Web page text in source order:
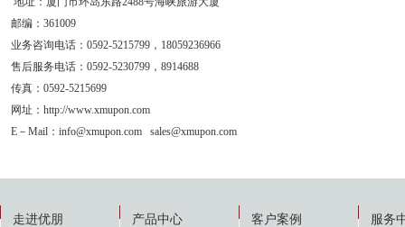
邮编：361009
业务咨询电话：0592-5215799，18059236966
售后服务电话：0592-5230799，8914688
传真：0592-5215699
网址：http://www.xmupon.com
E－Mail：info@xmupon.com sales@xmupon.com
走进优朋 产品中心 客户案例 服务